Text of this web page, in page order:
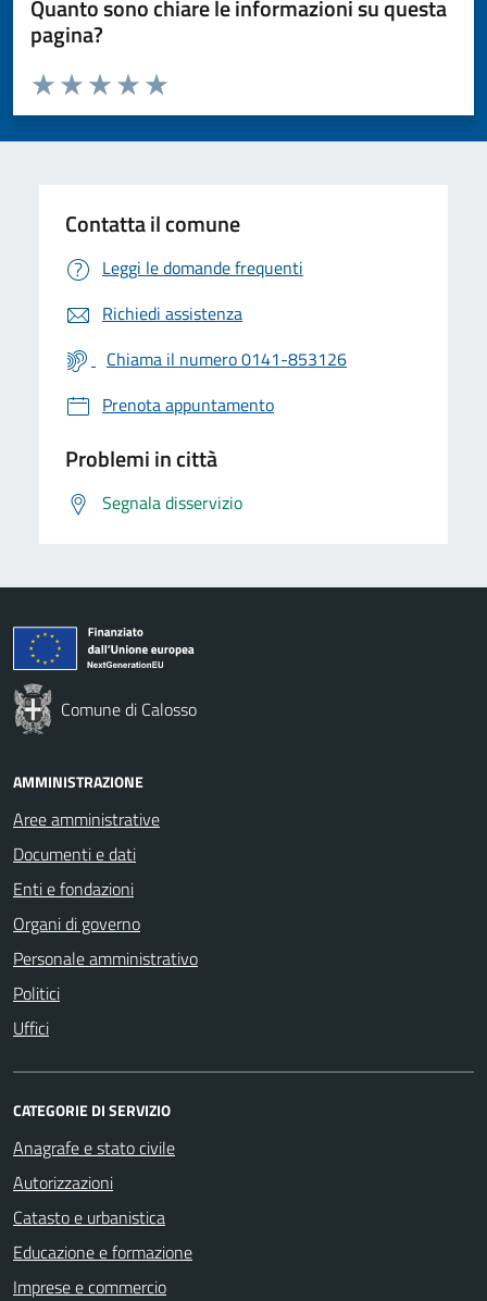
Quanto sono chiare le informazioni su questa
pagina?
Valuta da 1 a 5 stelle la pagina
Valuta 5 stelle su 5
Valuta 4 stelle su 5
Valuta 3 stelle su 5
Valuta 2 stelle su 5
Valuta 1 stelle su 5
Contatta il comune
Leggi le domande frequenti
Richiedi assistenza
Chiama il numero 0141-853126
Prenota appuntamento
Problemi in città
Segnala disservizio
Comune di Calosso
AMMINISTRAZIONE
Aree amministrative
Documenti e dati
Enti e fondazioni
Organi di governo
Personale amministrativo
Politici
Uffici
CATEGORIE DI SERVIZIO
Anagrafe e stato civile
Autorizzazioni
Catasto e urbanistica
Educazione e formazione
Imprese e commercio